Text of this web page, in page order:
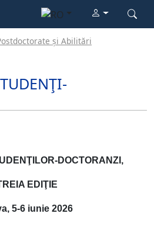
și Abilitări
DOCTORANZI,
EDIŢIE
5-6 iunie 2026